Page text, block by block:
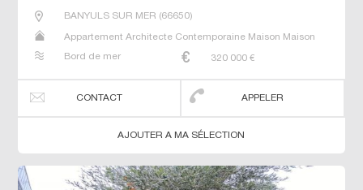
BANYULS SUR MER (66650)
Appartement Architecte Contemporaine Maison Maison
Bord de mer
320 000 €
CONTACT APPELER
AJOUTER A MA SÉLECTION